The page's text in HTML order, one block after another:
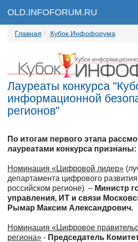
OLD.INFOFORUM.RU
Главная Кубок Инфофорума
Лауреаты конкурса
информационной
регионов"
По итогам первого этапа
лауреатами конкурса признаны:
Номинация «Цифровой лидер»
департамента цифрового
российском регионе) – Министр
управления, ИТ и связи
Рымар Максим Александрович.
Номинация «Цифровое
региона» - Председатель